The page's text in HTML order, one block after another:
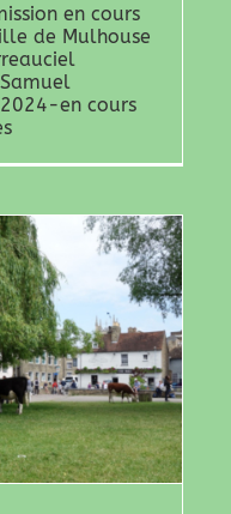
en cours
de Mulhouse
en cours